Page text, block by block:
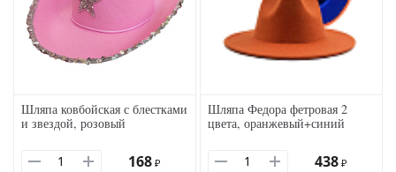
Шляпа ковбойская с блестками
и звездой, розовый
168 ₽
Шляпа Федора фетровая 2
цвета, оранжевый+синий
438 ₽